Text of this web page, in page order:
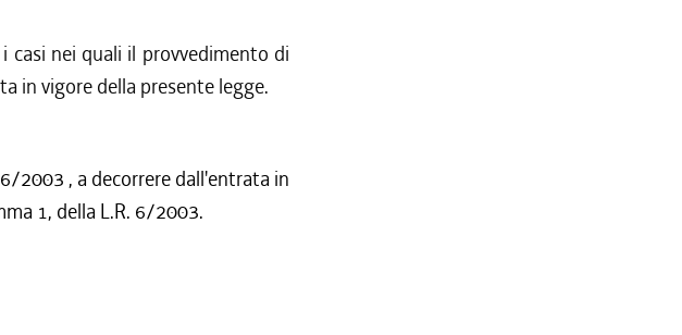
casi nei quali il provvedimento di
in vigore della presente legge.
2003 , a decorrere dall'entrata in
1, della L.R. 6/2003.